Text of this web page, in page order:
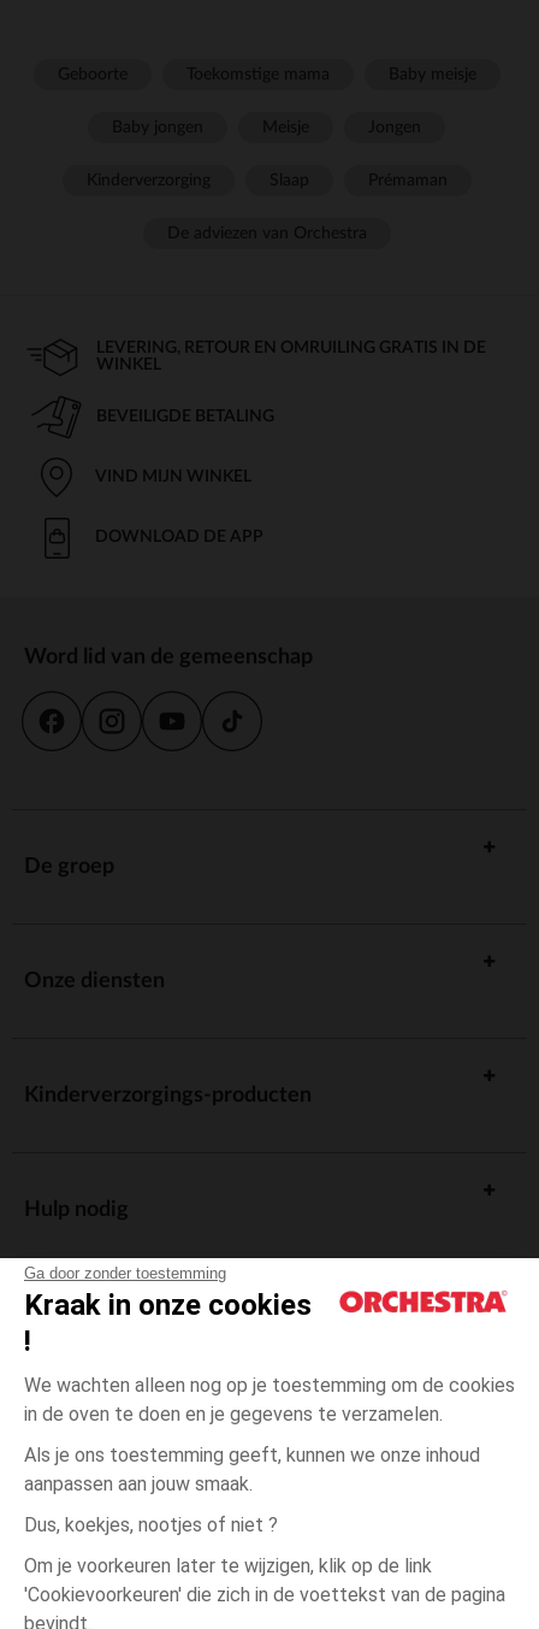
Ga door zonder toestemming
Kraak in onze cookies
!
We wachten alleen nog op je toestemming om de cookies
in de oven te doen en je gegevens te verzamelen.
Als je ons toestemming geeft, kunnen we onze inhoud
aanpassen aan jouw smaak.
Dus, koekjes, nootjes of niet ?
Om je voorkeuren later te wijzigen, klik op de link
'Cookievoorkeuren' die zich in de voettekst van de pagina
bevindt.
Vert Vert
één
LEVERING, RETOUR EN OMRUILING GRATIS IN DE
WINKEL
BEVEILIGDE BETALING
VIND MIJN WINKEL
DOWNLOAD DE APP
Word lid van de gemeenschap
De groep
Onze diensten
Kinderverzorgings-producten
Hulp nodig
Algemene verkoopsvoorwaarden
Wettelijke bepalingen
Persoonsgegevens